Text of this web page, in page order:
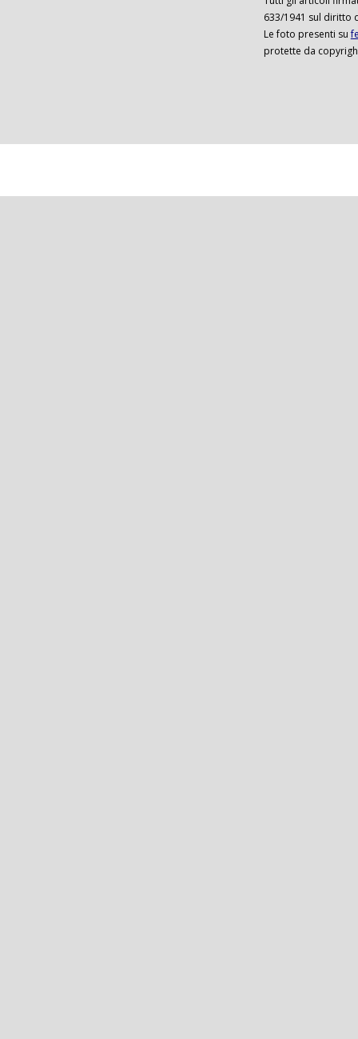
633/1941 sul diritto
Le foto presenti su
protette da